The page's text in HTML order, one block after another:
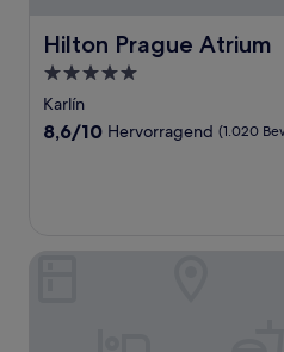
Hilton Prague Atrium
Hilton Prague Atrium
5.0-
Sterne-
Unterkunft
Karlín
8.6
8,6/10 Hervorragend (1.020